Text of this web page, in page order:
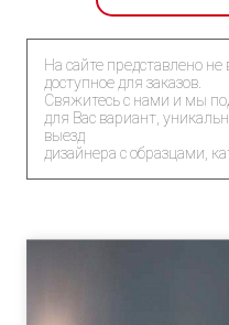
На сайте представлено не
доступное для заказов.
Свяжитесь с нами и мы
для Вас вариант,
выезд
дизайнера с образцами,